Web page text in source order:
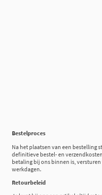
Bestelproces
Na het plaatsen van een bestelling
definitieve bestel- en
betaling bij ons binnen is,
werkdagen.
Retourbeleid